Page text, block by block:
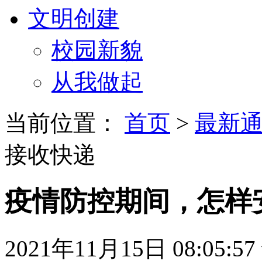
文明创建
校园新貌
从我做起
当前位置： 首页 > 最新
接收快递
疫情防控期间，怎样
2021年11月15日 08:05:57